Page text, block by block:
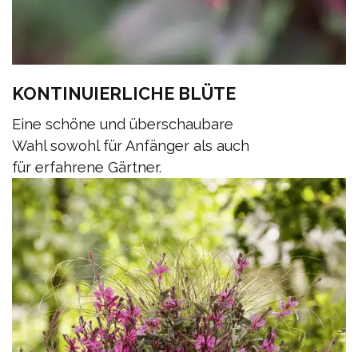
KONTINUIERLICHE BLÜTE
Eine schöne und überschaubare
Wahl sowohl für Anfänger als auch
für erfahrene Gärtner.